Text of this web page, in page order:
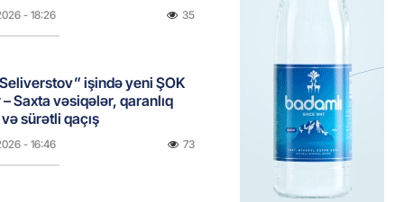
- 18:26 35
işində yeni ŞOK
Saxta vəsiqələr, qaranlıq
sürətli qaçış
- 16:46 73